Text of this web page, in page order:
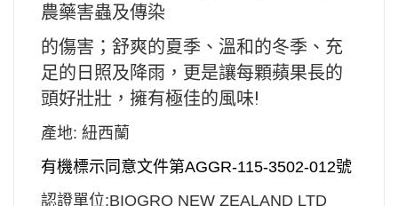
農藥害蟲及傳染
的傷害；舒爽的夏季、溫和的冬季、充
足的日照及降雨，更是讓每顆蘋果長的
頭好壯壯，擁有極佳的風味!
產地: 紐西蘭
有機標示同意文件第AGGR-115-3502-012號
認證單位:BIOGRO NEW ZEALAND LTD